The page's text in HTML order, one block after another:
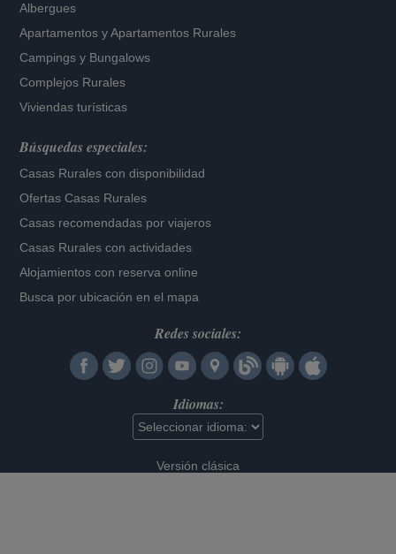
Albergues
Apartamentos yApartamentos Rurales
Campings y Bungalows
Complejos Rurales
Viviendas turísticas
Búsquedas especiales:
Casas Rurales con disponibilidad
Ofertas Casas Rurales
Casas recomendadas por viajeros
Casas Rurales con actividades
Alojamientos con reserva online
Busca por ubicación en el mapa
Redes sociales:
Idiomas:
Versión clásica